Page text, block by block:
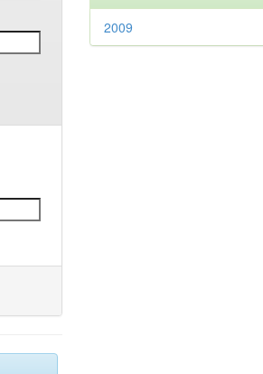
2009